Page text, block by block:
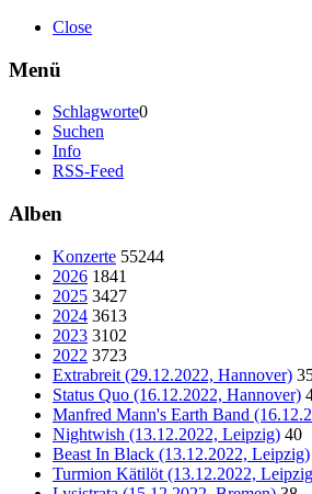
Close
Menü
Schlagworte0
Suchen
Info
RSS-Feed
Alben
Konzerte 55244
2026 1841
2025 3427
2024 3613
2023 3102
2022 3723
Extrabreit (29.12.2022, Hannover)
Status Quo (16.12.2022, Hannover)
Manfred Mann's Earth Band
Nightwish (13.12.2022, Leipzig) 40
Beast In Black (13.12.2022, Leipzig)
Turmion Kätilöt (13.12.2022,